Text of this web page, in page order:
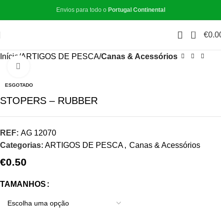
Envios para todo o Portugal Continental
0 €
Início ARTIGOS DE PESCA Canas & Acessórios
ESGOTADO
STOPERS – RUBBER
REF: AG 12070
Categorias: ARTIGOS DE PESCA, Canas & Acessórios
€0.50
TAMANHOS